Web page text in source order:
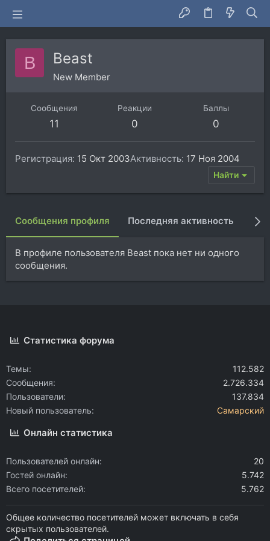
B Beast
New Member
Сообщения
11
Реакции
0
Баллы
0
Регистрация 15 Окт 2003Активность 17 Ноя 2004
Найти
Сообщения профиля Последняя активность
В профиле пользователя Beast пока нет ни одного
сообщения.
Статистика форума
Темы
112.582
Сообщения
2.726.334
Пользователи
137.834
Новый пользователь
Самарский
Онлайн статистика
Пользователей онлайн
20
Гостей онлайн
5.742
Всего посетителей
5.762
Общее количество посетителей может включать в себя
скрытых пользователей.